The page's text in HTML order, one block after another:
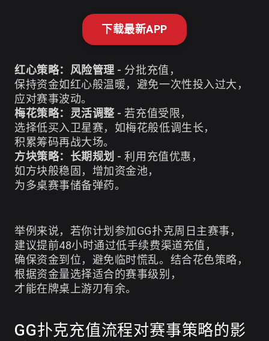
下载最新APP
红心策略：风险管理- 分批充值，
保持资金如红心般温暖，避免一次性投入过大，
应对赛事波动。
梅花策略：灵活调整 - 若充值受限，
选择低买入卫星赛，如梅花般低调生长，
积累筹码再战大场。
方块策略：长期规划 - 利用充值优惠，
如方块般稳固，增加资金池，
为多桌赛事储备弹药。
举例来说，若你计划参加GG扑克周日主赛事，
建议提前48小时通过低手续费渠道充值，
确保资金到位，避免临时慌乱。结合花色策略，
根据资金量选择适合的赛事级别，
才能在牌桌上游刃有余。
GG扑克充值流程对赛事策略的影